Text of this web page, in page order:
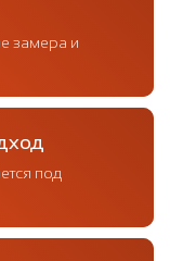
замера и
под